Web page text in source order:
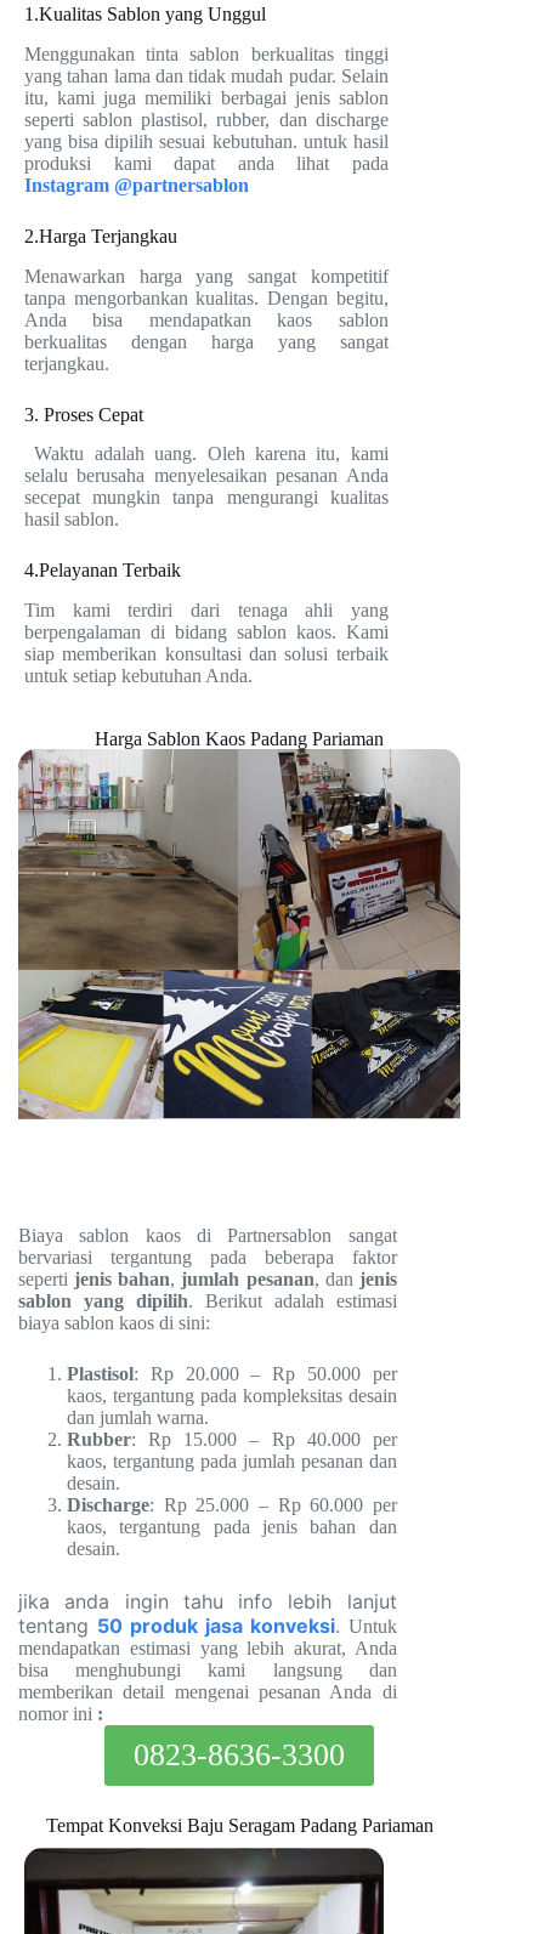
1.Kualitas Sablon yang Unggul
Menggunakan tinta sablon berkualitas tinggi
yang tahan lama dan tidak mudah pudar. Selain
itu, kami juga memiliki berbagai jenis sablon
seperti sablon plastisol, rubber, dan discharge
yang bisa dipilih sesuai kebutuhan. untuk hasil
produksi kami dapat anda lihat pada
Instagram @partnersablon
2.Harga Terjangkau
Menawarkan harga yang sangat kompetitif
tanpa mengorbankan kualitas. Dengan begitu,
Anda bisa mendapatkan kaos sablon
berkualitas dengan harga yang sangat
terjangkau.
3. Proses Cepat
Waktu adalah uang. Oleh karena itu, kami
selalu berusaha menyelesaikan pesanan Anda
secepat mungkin tanpa mengurangi kualitas
hasil sablon.
4.Pelayanan Terbaik
Tim kami terdiri dari tenaga ahli yang
berpengalaman di bidang sablon kaos. Kami
siap memberikan konsultasi dan solusi terbaik
untuk setiap kebutuhan Anda.
Harga Sablon Kaos Padang Pariaman
Biaya sablon kaos di Partnersablon sangat
bervariasi tergantung pada beberapa faktor
sepertijenis bahan,jumlah pesanan, dan jenis
sablon yang dipilih. Berikut adalah estimasi
biaya sablon kaos di sini:
Plastisol: Rp 20.000 – Rp 50.000 per
kaos, tergantung pada kompleksitas desain
dan jumlah warna.
Rubber: Rp 15.000 – Rp 40.000 per
kaos, tergantung pada jumlah pesanan dan
desain.
Discharge: Rp 25.000 – Rp 60.000 per
kaos, tergantung pada jenis bahan dan
desain.
jika anda ingin tahu info lebih lanjut
tentang 50 produk jasa konveksi. Untuk
mendapatkan estimasi yang lebih akurat, Anda
bisa menghubungi kami langsung dan
memberikan detail mengenai pesanan Anda di
nomor ini :
0823-8636-3300
Tempat Konveksi Baju Seragam Padang Pariaman